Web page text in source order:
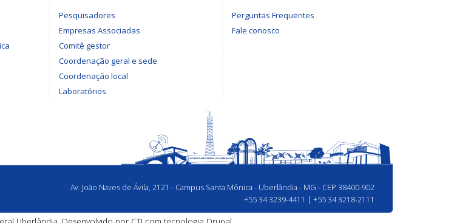
Pesquisadores
Empresas Associadas
Comitê gestor
Coordenação geral e sede
Coordenação local
Laboratórios
Perguntas Frequentes
Fale conosco
Av. João Naves de Ávila, 2121 - Campus Santa Mônica - Uberlândia - MG - CEP 38400-902
+55 34 3239-4411 | +55 34 3218-2111